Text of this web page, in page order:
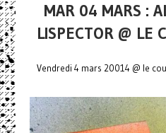
MAR 04 MARS :
LISPECTOR @ LE
Vendredi 4 mars 20014 @ le